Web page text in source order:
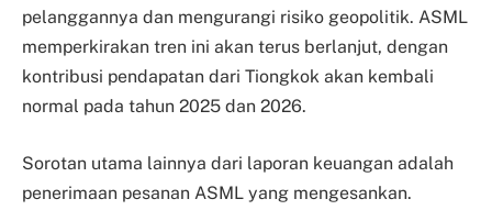
pelanggannya dan mengurangi risiko geopolitik. ASML
memperkirakan tren ini akan terus berlanjut, dengan
kontribusi pendapatan dari Tiongkok akan kembali
normal pada tahun 2025 dan 2026.
Sorotan utama lainnya dari laporan keuangan adalah
penerimaan pesanan ASML yang mengesankan.